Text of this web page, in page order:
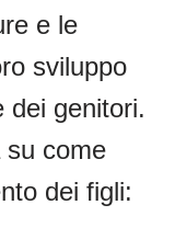
e le
sviluppo
dei genitori.
su come
dei figli: